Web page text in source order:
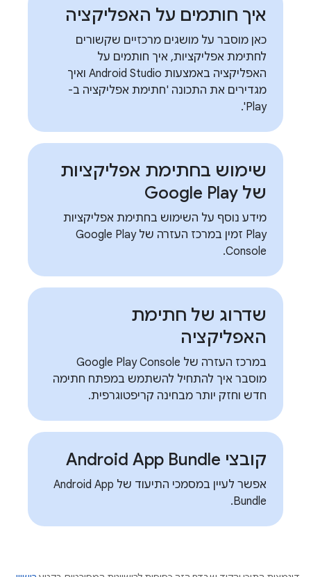
איך חותמים על האפליקציה
כאן מוסבר על מושגים מרכזיים שקשורים
לחתימת אפליקציות, איך חותמים על
האפליקציה באמצעות Android Studio ואיך
מגדירים את התכונה 'חתימת אפליקציה ב-
Play'.
שימוש בחתימת אפליקציות
של Google Play
מידע נוסף על השימוש בחתימת אפליקציות
Play זמין במרכז העזרה של Google Play
Console.
שדרוג של חתימת
האפליקציה
במרכז העזרה של Google Play Console
מוסבר איך להתחיל להשתמש במפתח חתימה
חדש וחזק יותר מבחינה קריפטוגרפית.
קובצי Android App Bundle
אפשר לעיין במסמכי התיעוד של Android App
Bundle.